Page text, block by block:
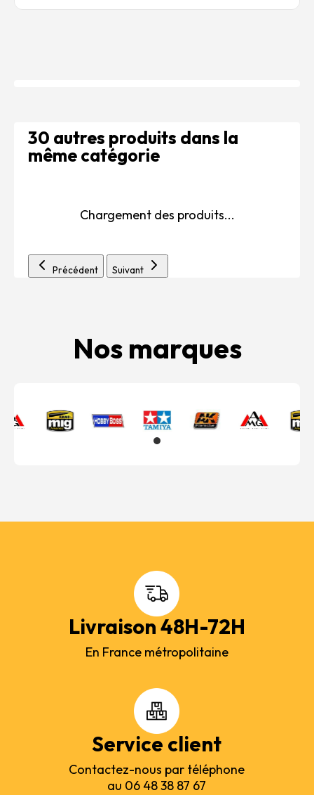
30 autres produits dans la
même catégorie
Chargement des produits...
Précédent Suivant
Nos marques
Livraison 48H-72H
En France métropolitaine
Service client
Contactez-nous par téléphone
au 06 48 38 87 67